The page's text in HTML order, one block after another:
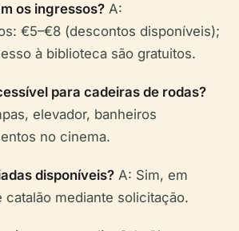
os ingressos? A:
€5–€8 (descontos disponíveis);
à biblioteca são gratuitos.
para cadeiras de rodas?
elevador, banheiros
no cinema.
disponíveis? A: Sim, em
mediante solicitação.